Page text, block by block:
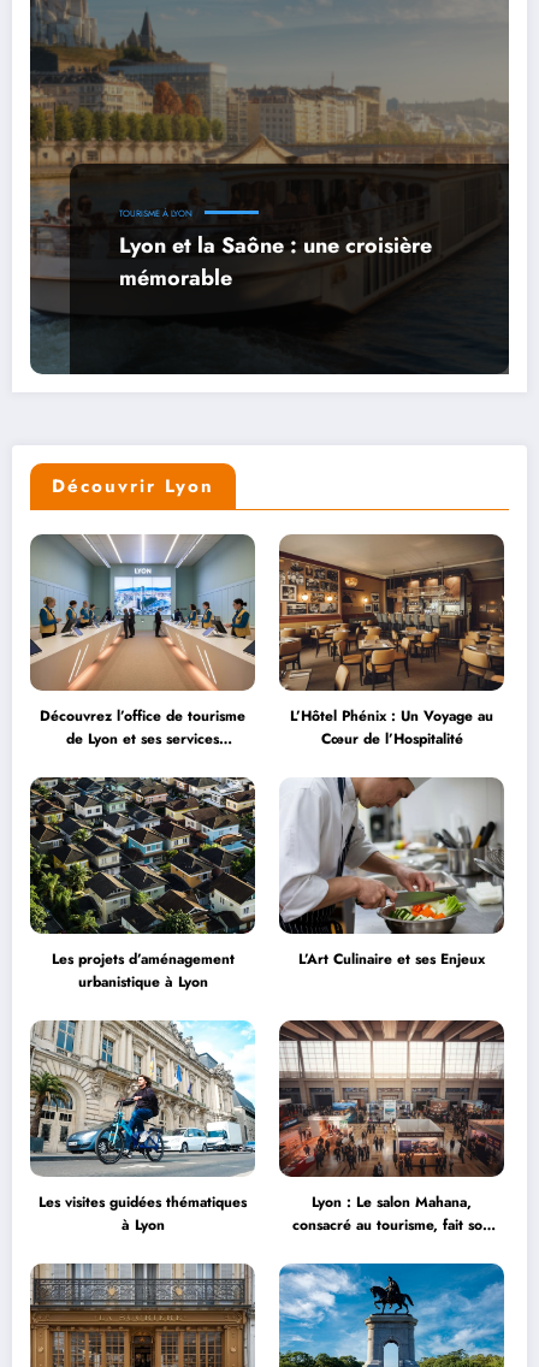
TOURISME À LYON
Lyon et la Saône : une croisière
mémorable
Découvrir Lyon
Découvrez l’office de tourisme
de Lyon et ses services
L’Hôtel Phénix : Un Voyage au
Cœur de l’Hospitalité
Les projets d’aménagement
urbanistique à Lyon
L’Art Culinaire et ses Enjeux
Les visites guidées thématiques
à Lyon
Lyon : Le salon Mahana,
consacré au tourisme, fait son
Garnier